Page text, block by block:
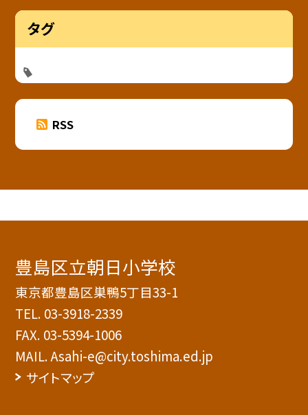
タグ
RSS
豊島区立朝日小学校
東京都豊島区巣鴨5丁目33-1
TEL. 03-3918-2339
FAX. 03-5394-1006
MAIL. Asahi-e@city.toshima.ed.jp
サイトマップ